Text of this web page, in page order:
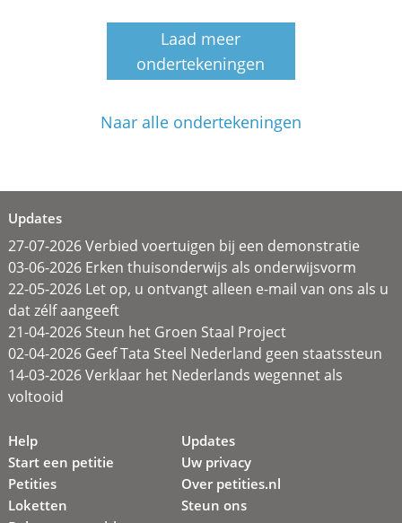
Laad meer
ondertekeningen
Naar alle ondertekeningen
Updates
27-07-2026 Verbied voertuigen bij een demonstratie
03-06-2026 Erken thuisonderwijs als onderwijsvorm
22-05-2026 Let op, u ontvangt alleen e-mail van ons als u
dat zélf aangeeft
21-04-2026 Steun het Groen Staal Project
02-04-2026 Geef Tata Steel Nederland geen staatssteun
14-03-2026 Verklaar het Nederlands wegennet als
voltooid
Help
Start een petitie
Petities
Loketten
Updates
Uw privacy
Over petities.nl
Steun ons